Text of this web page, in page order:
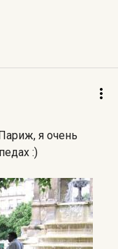
я очень
:)